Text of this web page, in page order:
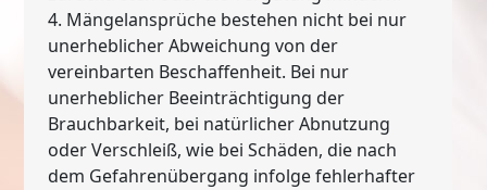
4. Mängelansprüche bestehen nicht bei nur
unerheblicher Abweichung von der
vereinbarten Beschaffenheit. Bei nur
unerheblicher Beeinträchtigung der
Brauchbarkeit, bei natürlicher Abnutzung
oder Verschleiß, wie bei Schäden, die nach
dem Gefahrenübergang infolge fehlerhafter